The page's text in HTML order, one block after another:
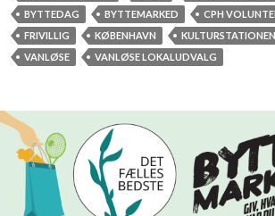
BYTTEDAG
BYTTEMARKED CPH
FRIVILLIG
KØBENHAVN
VANLØSE
VANLØSE LOKALUDVALG